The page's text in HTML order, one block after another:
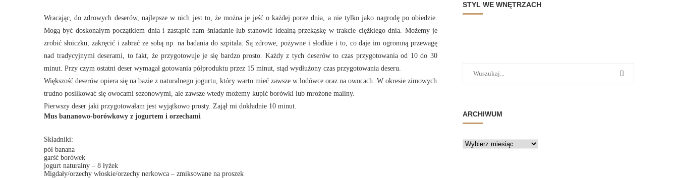
Wracając, do zdrowych deserów, najlepsze w nich jest to, że można je jeść o każdej porze dnia, a nie tylko jako nagrodę po obiedzie.
Mogą być doskonałym początkiem dnia i zastąpić nam śniadanie lub stanowić idealną przekąskę w trakcie ciężkiego dnia. Możemy je
zrobić słoiczku, zakręcić i zabrać ze sobą np. na badania do szpitala. Są zdrowe, pożywne i słodkie i to, co daje im ogromną przewagę
nad tradycyjnymi deserami, to fakt, że przygotowuje je się bardzo prosto. Każdy z tych deserów to czas przygotowania od 10 do 30
minut. Przy czym ostatni deser wymagał gotowania półproduktu przez 15 minut, stąd wydłużony czas przygotowania deseru.
Większość deserów opiera się na bazie z naturalnego jogurtu, który warto mieć zawsze w lodówce oraz na owocach. W okresie zimowych
trudno posiłkować się owocami sezonowymi, ale zawsze wtedy możemy kupić borówki lub mrożone maliny.
Pierwszy deser jaki przygotowałam jest wyjątkowo prosty. Zajął mi dokładnie 10 minut.
Mus bananowo-borówkowy z jogurtem i orzechami
Składniki:
pół banana
garść borówek
jogurt naturalny – 8 łyżek
Migdały/orzechy włoskie/orzechy nerkowca – zmiksowane na proszek
STYL WE WNĘTRZACH
ARCHIWUM